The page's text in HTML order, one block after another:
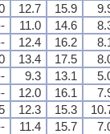
12.7 15.9
11.0 14.6
12.4 16.2
13.4 17.5
9.3 13.1
12.0 16.1
12.3 15.3
11.4 15.7